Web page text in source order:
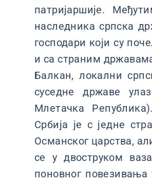
патријаршије.
наследника српска
господари који су
и са страним
Балкан, локални
суседне државе
Млетачка
Србија је с једне
Османског царства,
се у двоструком
поновног повезивања